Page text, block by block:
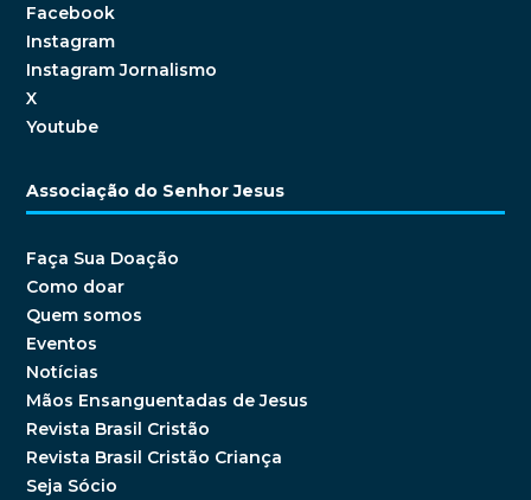
Facebook
Instagram
Instagram Jornalismo
X
Youtube
Associação do Senhor Jesus
Faça Sua Doação
Como doar
Quem somos
Eventos
Notícias
Mãos Ensanguentadas de Jesus
Revista Brasil Cristão
Revista Brasil Cristão Criança
Seja Sócio